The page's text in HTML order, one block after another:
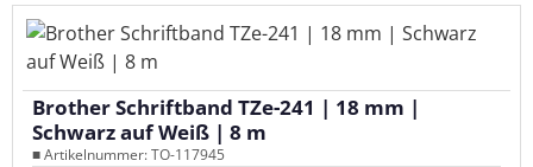
Brother Schriftband TZe-241 | 18 mm |
Schwarz auf Weiß | 8 m
■ Artikelnummer: TO-117945